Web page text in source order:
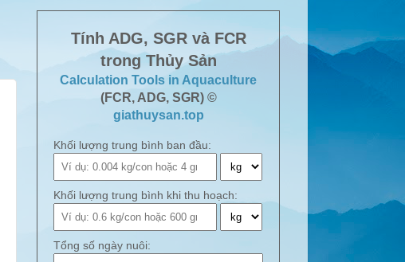
Tính ADG, SGR và FCR
trong Thủy Sản
Calculation Tools in Aquaculture
(FCR, ADG, SGR) ©
giathuysan.top
Khối lượng trung bình ban đầu:
Khối lượng trung bình khi thu hoạch:
Tổng số ngày nuôi: